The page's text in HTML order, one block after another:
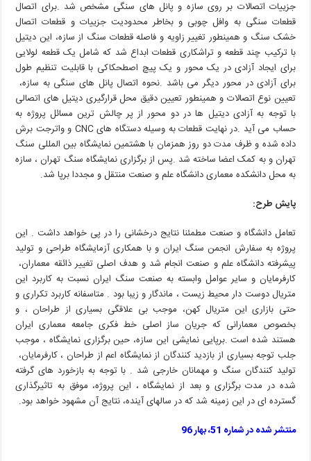
‬خشک‭ ‬سنگ‭ ‬و‭ ‬همینطور‭ ‬تغییر‭ ‬زاویه‭ ‬و‭ ‬فاصله‭ ‬قطعات‭ ‬سنگ‭ ‬از‭ ‬سازه،‭ ‬این‭ ‬دیتیل‭
‬برای‭ ‬آزادی‭ ‬در‭ ‬محور‭ ‬دیگر‭ ‬می‭ ‬باشد‭. ‬نحوه‭ ‬اتصال‭ ‬پانل‭ ‬های‭ ‬سنگی‭ ‬به‭ ‬سازه‭ ‬،‭
‬با‭ ‬توجه‭ ‬به‭ ‬آزادی‭ ‬دیتیل‭ ‬ها‭ ‬در‭ ‬دو‭ ‬محور‭ ‬از‭ ‬پر‭ ‬چالش‭ ‬ترین‭ ‬مسائل‭ ‬پروژه‭ ‬به‭
‬حساب‭ ‬می‭ ‬آید‭. ‬در‭ ‬نهایت‭ ‬قطعات‭ ‬به‭ ‬وسیله‭ ‬دستگاه‭ ‬های‭ ‬
CNC
‬تهران‭ ‬و‭ ‬به‭ ‬کمک‭ ‬اعضا‭ ‬ساخته‭ ‬شد‭. ‬پس‭ ‬از‭ ‬برگزاری‭ ‬نمایشگاه‭ ‬سنگ‭ ‬تهران‭ ‬،‭ ‬سازه‭
‬به‭ ‬ محل‭ ‬دانشکده‭ ‬معماری‭ ‬دانشگاه‭ ‬علم‭ ‬و‭ ‬صنعت‭ ‬منتقل‭ ‬و‭ ‬مجددا‭ ‬برپا‭ ‬شد‭.‬
پایش‭ ‬طرح‭: ‬
تعامل‭ ‬دانشگاه‭ ‬و‭ ‬صنعت‭ ‬مطمئنا‭ ‬نتایج‭ ‬درخشانی‭ ‬را‭ ‬در‭ ‬پی‭ ‬خواهد‭ ‬داشت‭ . ‬این‭
‬پیشرفته‭ ‬دانشگاه‭ ‬علم‭ ‬و‭ ‬صنعت‭ ‬انجام‭ ‬شد‭ ‬و‭ ‬هدف‭ ‬اصلی‭ ‬تغییر‭ ‬ذائقه‭ ‬معماران‭ ‬،‭
‬کارفرمایان‭ ‬و‭ ‬سایر‭ ‬عوامل‭ ‬وابسته‭ ‬به‭ ‬صنعت‭ ‬سنگ‭ ‬ایران‭ ‬نسبت‭ ‬به‭ ‬کاربرد‭ ‬این‭
‬متریال‭ ‬دوست‭ ‬دار‭ ‬محیط‭ ‬زیست‭ ‬،‭ ‬ماندگار‭ ‬و‭ ‬زیبا‭ ‬بود‭ . ‬متاسفانه‭ ‬کاربرد‭ ‬تکراری‭ ‬و‭
‬حتی‭ ‬بازاری‭ ‬این‭ ‬متریال‭ ‬کهن،‭ ‬موجب‭ ‬بی‭ ‬علاقگی‭ ‬بسیاری‭ ‬از‭ ‬طراحان‭ ‬،‭ ‬و‭
‬بخصوص‭ ‬معمارانی‭ ‬که‭ ‬جریان‭ ‬ساز‭ ‬اصلی‭ ‬خط‭ ‬فکری‭ ‬جامعه‭ ‬معماری‭ ‬ایران‭
‬هستند‭ ‬شده‭ ‬است‭. ‬برپایی‭ ‬نمایشی‭ ‬این‭ ‬سازه،‭ ‬حین‭ ‬برگزاری‭ ‬نمایشگاه‭ ‬،‭ ‬موجب‭
‬جلب‭ ‬توجه‭ ‬بسیاری‭ ‬از‭ ‬بازدید‭ ‬کنندگان‭ ‬از‭ ‬نمایشگاه‭ ‬اعم‭ ‬از‭ ‬طراحان‭ ‬،‭ ‬کارفرمایان‭ ‬،‭
‬تولید‭ ‬کنندگان‭ ‬سنگ‭ ‬و‭ ‬مهمانان‭ ‬خارجی‭ ‬شد‭ . ‬با‭ ‬توجه‭ ‬به‭ ‬بازخورد‭ ‬های‭ ‬گرفته‭
‬شده‭ ‬در‭ ‬مدت‭ ‬برگزاری‭ ‬و‭ ‬بعد‭ ‬از‭ ‬نمایشگاه‭ ‬،‭ ‬این‭ ‬پروژه،‭ ‬موفق‭ ‬به‭ ‬تاثیرگذاری‭
‬گسترده‭ ‬ای‭ ‬در‭ ‬این‭ ‬زمینه‭ ‬شد‭ ‬که‭ ‬در‭ ‬سالهای‭ ‬آینده،‭ ‬نتایج‭ ‬آن‭ ‬مشهود‭ ‬خواهد‭ ‬بود‭.‬
منتشر شده در شماره 51، بهار 96